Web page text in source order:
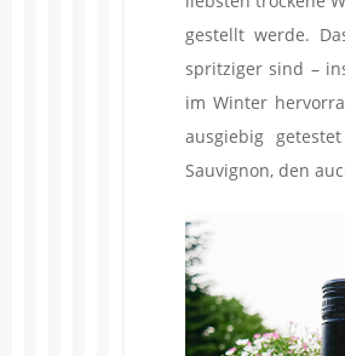
gestellt werde.
spritziger sind –
im Winter
ausgiebig
Sauvignon, den